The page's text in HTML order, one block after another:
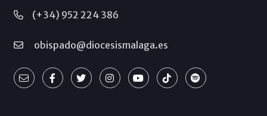
(+34) 952 224 386
obispado@diocesismalaga.es